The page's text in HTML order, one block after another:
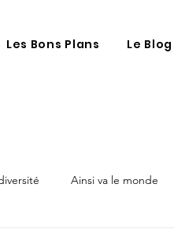
Les Bons Plans Le
Ainsi va le monde